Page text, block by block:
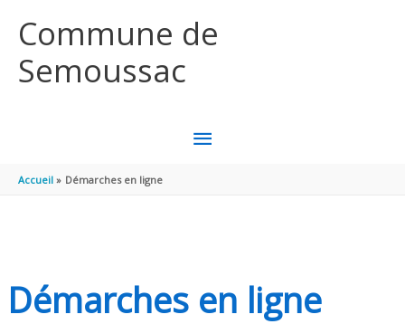
Commune de
Semoussac
MENU
Accueil Démarches en ligne
Démarches en ligne